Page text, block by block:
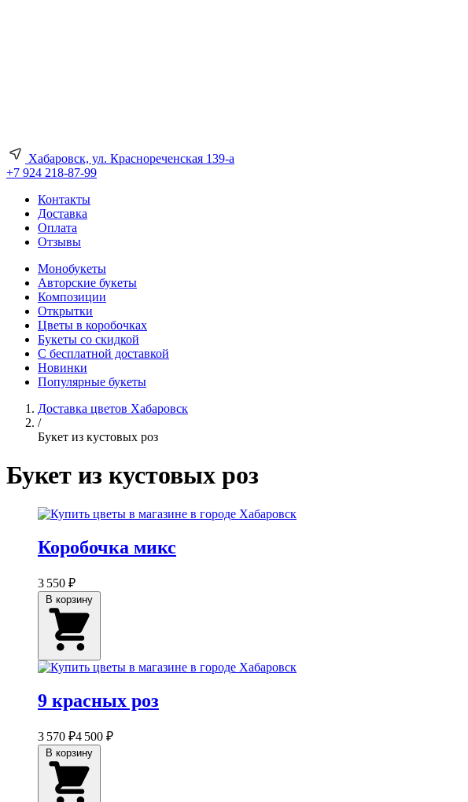
Хабаровск, ул. Краснореченская 139-а
+7 924 218-87-99
Контакты
Доставка
Оплата
Отзывы
Монобукеты
Авторские букеты
Композиции
Открытки
Цветы в коробочках
Букеты со скидкой
С бесплатной доставкой
Новинки
Популярные букеты
Доставка цветов Хабаровск
/
Букет из кустовых роз
Букет из кустовых роз
Коробочка микс
3 550 ₽
9 красных роз
3 570 ₽4 500 ₽